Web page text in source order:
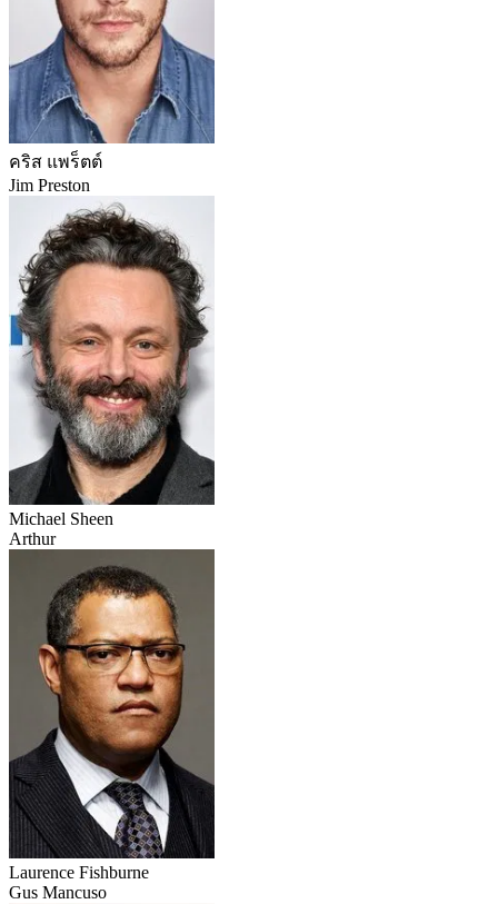
คริส แพร็ตต์
Jim Preston
Michael Sheen
Arthur
Laurence Fishburne
Gus Mancuso